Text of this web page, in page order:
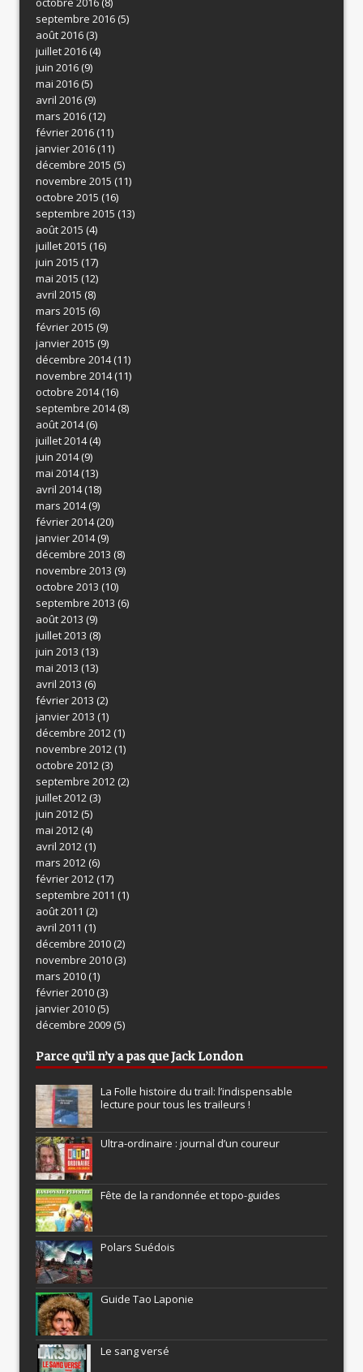
septembre 2016(5)
août 2016(3)
juillet 2016(4)
juin 2016(9)
mai 2016(5)
avril 2016(9)
mars 2016(12)
février 2016(11)
janvier 2016(11)
décembre 2015 (5)
novembre 2015 (11)
octobre 2015 (16)
septembre 2015 (13)
août 2015 (4)
juillet 2015 (16)
juin 2015 (17)
mai 2015 (12)
avril 2015 (8)
mars 2015 (6)
février 2015 (9)
janvier 2015 (9)
décembre 2014(11)
novembre 2014(11)
octobre 2014(16)
septembre 2014(8)
août 2014(6)
juillet 2014(4)
juin 2014(9)
mai 2014(13)
avril 2014(18)
mars 2014(9)
février 2014(20)
janvier 2014(9)
décembre 2013 (8)
novembre 2013 (9)
octobre 2013 (10)
septembre 2013 (6)
août 2013 (9)
juillet 2013 (8)
juin 2013 (13)
mai 2013 (13)
avril 2013 (6)
février 2013 (2)
janvier 2013 (1)
décembre 2012(1)
novembre 2012(1)
octobre 2012(3)
septembre 2012(2)
juillet 2012(3)
juin 2012(5)
mai 2012(4)
avril 2012(1)
mars 2012(6)
février 2012(17)
septembre 2011 (1)
août 2011 (2)
avril 2011 (1)
décembre 2010(2)
novembre 2010(3)
mars 2010(1)
février 2010(3)
janvier 2010(5)
décembre 2009(5)
Parce qu’il n’y a pas que Jack London
La Folle histoire du trail: l’indispensable
lecture pour tous les traileurs !
Ultra-ordinaire : journal d’un coureur
Fête de la randonnée et topo-guides
Polars Suédois
Guide Tao Laponie
Le sang versé